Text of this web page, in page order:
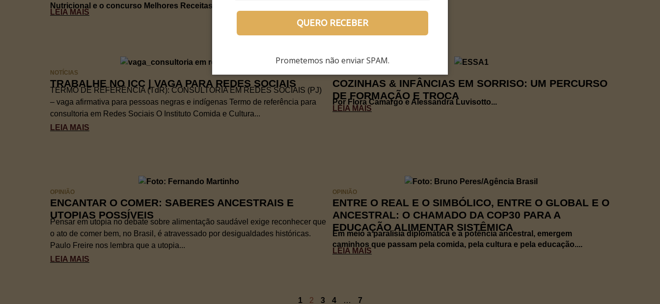
QUERO RECEBER
Prometemos não enviar SPAM.
Nutricional e o concurso Melhores Receitas da Alimentação Escolar....
LEIA MAIS LEIA MAIS
NOTÍCIAS
TRABALHE NO ICC | VAGA PARA REDES SOCIAIS
TERMO DE REFERÊNCIA (TdR): CONSULTORIA EM REDES SOCIAIS (PJ)
– vaga afirmativa para pessoas negras e indígenas Termo de referência para
consultoria em Redes Sociais O Instituto Comida e Cultura...
LEIA MAIS
COZINHAS & INFÂNCIAS EM SORRISO: UM PERCURSO
DE FORMAÇÃO E TROCA
Por Flora Camargo e Alessandra Luvisotto...
LEIA MAIS
OPINIÃO
ENCANTAR O COMER: SABERES ANCESTRAIS E
UTOPIAS POSSÍVEIS
Pensar em utopia no debate sobre alimentação saudável exige reconhecer que
o ato de comer bem, no Brasil, é atravessado por desigualdades históricas.
Paulo Freire nos lembra que a utopia...
LEIA MAIS
OPINIÃO
ENTRE O REAL E O SIMBÓLICO, ENTRE O GLOBAL E O
ANCESTRAL: O CHAMADO DA COP30 PARA A
EDUCAÇÃO ALIMENTAR SISTÊMICA
Em meio a paralisia diplomática e a potência ancestral, emergem
caminhos que passam pela comida, pela cultura e pela educação....
LEIA MAIS
1 2 3 4 … 7